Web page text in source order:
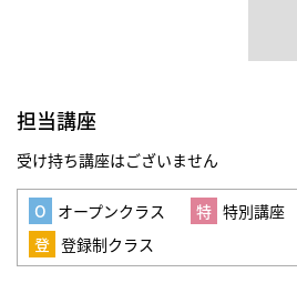
担当講座
受け持ち講座はございません
オープンクラス 特別講座
登録制クラス